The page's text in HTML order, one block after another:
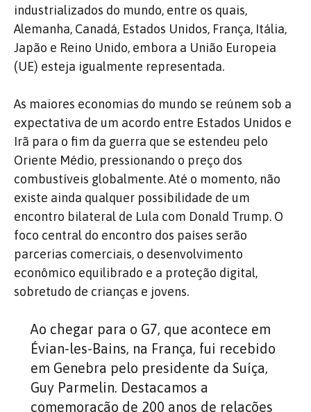
industrializados do mundo, entre os quais,
Alemanha, Canadá, Estados Unidos, França, Itália,
Japão e Reino Unido, embora a União Europeia
(UE) esteja igualmente representada.
As maiores economias do mundo se reúnem sob a
expectativa de um acordo entre Estados Unidos e
Irã para o fim da guerra que se estendeu pelo
Oriente Médio, pressionando o preço dos
combustíveis globalmente. Até o momento, não
existe ainda qualquer possibilidade de um
encontro bilateral de Lula com Donald Trump. O
foco central do encontro dos países serão
parcerias comerciais, o desenvolvimento
econômico equilibrado e a proteção digital,
sobretudo de crianças e jovens.
Ao chegar para o G7, que acontece em
Évian-les-Bains, na França, fui recebido
em Genebra pelo presidente da Suíça,
Guy Parmelin. Destacamos a
comemoração de 200 anos de relações